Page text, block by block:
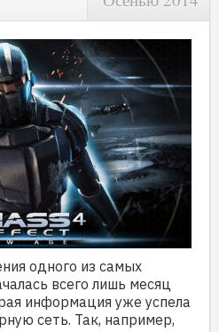
одного из самых
всего лишь месяц
информация уже успела
сеть. Так, например,